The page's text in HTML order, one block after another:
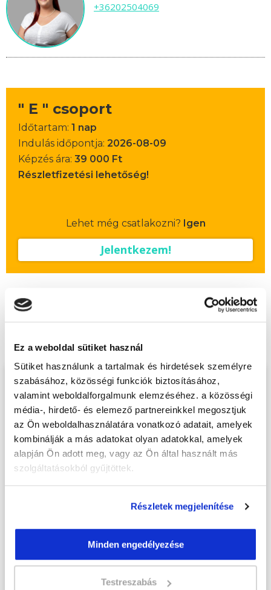
Ez a weboldal sütiket használ
Sütiket használunk a tartalmak és hirdetések személyre
szabásához, közösségi funkciók biztosításához,
valamint weboldalforgalmunk elemzéséhez. a közösségi
média-, hirdető- és elemező partnereinkkel megosztjuk
az Ön weboldalhasználatára vonatkozó adatait, amelyek
kombinálják a más adatokat olyan adatokkal, amelyek
alapján Ön adott meg, vagy az Ön által használt más
szolgáltatásokból gyűjtöttek.
Részletek megjelenítése
Minden engedélyezése
Testreszabás
+36202504069
" E " csoport
Időtartam: 1 nap
Indulás időpontja: 2026-08-09
Képzés ára: 39 000 Ft
Részletfizetési lehetőség!
Lehet még csatlakozni? Igen
Jelentkezem!
Végezd el
Szempilla stylist alaptanfolyam
az álmaidat!
Töltsd ki adatlapunkat,
hogy eljuttathassuk Hozzád
INGYENES és MINDEN
KÖTELEZETTSÉGTŐL
MENTES tájékoztató
anyagunkat!
Kérjük, hogy a személyi
adatok alapján töltsd ki az
űrlapot!